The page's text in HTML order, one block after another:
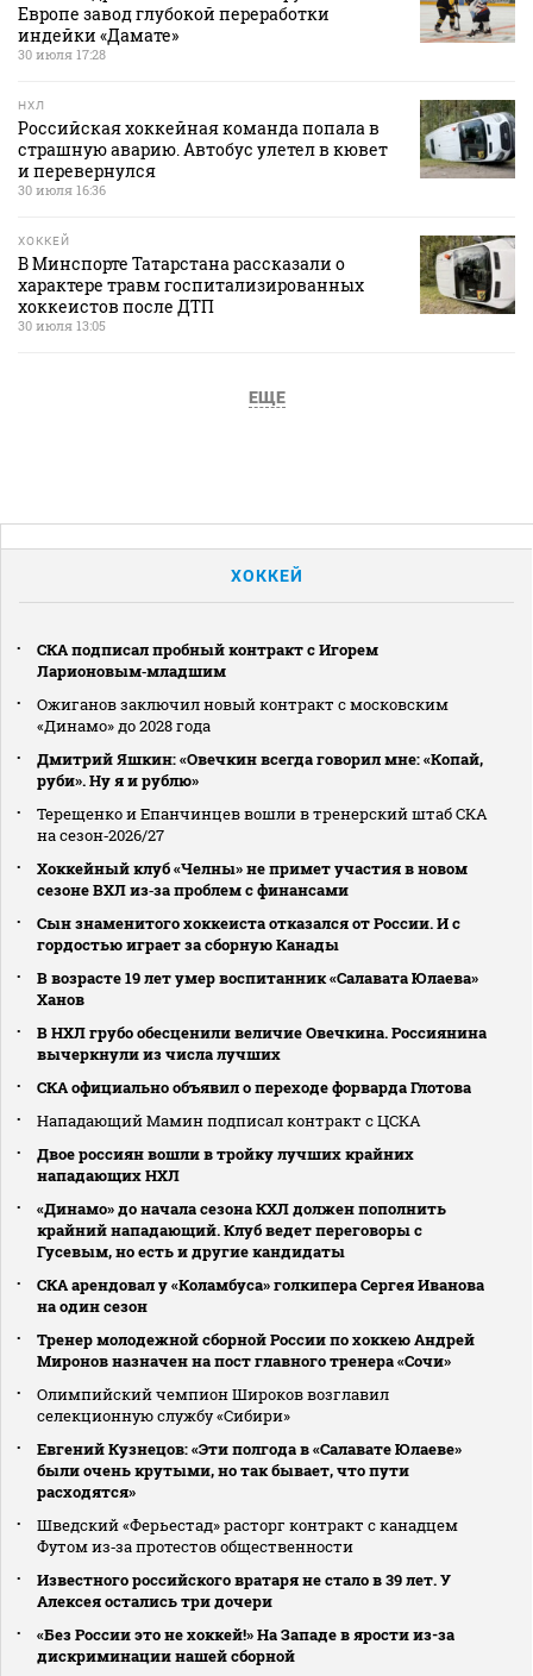
Европе завод глубокой переработки
индейки «Дамате»
30 июля 17:28
НХЛ
Российская хоккейная команда попала в
страшную аварию. Автобус улетел в кювет
и перевернулся
30 июля 16:36
ХОККЕЙ
В Минспорте Татарстана рассказали о
характере травм госпитализированных
хоккеистов после ДТП
30 июля 13:05
ЕЩЕ
ХОККЕЙ
СКА подписал пробный контракт с Игорем
Ларионовым‑младшим
Ожиганов заключил новый контракт с московским
«Динамо» до 2028 года
Дмитрий Яшкин: «Овечкин всегда говорил мне: «Копай,
руби». Ну я и рублю»
Терещенко и Епанчинцев вошли в тренерский штаб СКА
на сезон‑2026/27
Хоккейный клуб «Челны» не примет участия в новом
сезоне ВХЛ из‑за проблем с финансами
Сын знаменитого хоккеиста отказался от России. И с
гордостью играет за сборную Канады
В возрасте 19 лет умер воспитанник «Салавата Юлаева»
Ханов
В НХЛ грубо обесценили величие Овечкина. Россиянина
вычеркнули из числа лучших
СКА официально объявил о переходе форварда Глотова
Нападающий Мамин подписал контракт с ЦСКА
Двое россиян вошли в тройку лучших крайних
нападающих НХЛ
«Динамо» до начала сезона КХЛ должен пополнить
крайний нападающий. Клуб ведет переговоры с
Гусевым, но есть и другие кандидаты
СКА арендовал у «Коламбуса» голкипера Сергея Иванова
на один сезон
Тренер молодежной сборной России по хоккею Андрей
Миронов назначен на пост главного тренера «Сочи»
Олимпийский чемпион Широков возглавил
селекционную службу «Сибири»
Евгений Кузнецов: «Эти полгода в «Салавате Юлаеве»
были очень крутыми, но так бывает, что пути
расходятся»
Шведский «Ферьестад» расторг контракт с канадцем
Футом из‑за протестов общественности
Известного российского вратаря не стало в 39 лет. У
Алексея остались три дочери
«Без России это не хоккей!» На Западе в ярости из-за
дискриминации нашей сборной